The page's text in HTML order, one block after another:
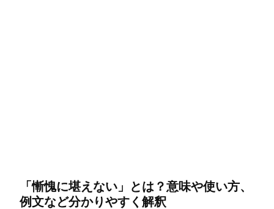
「慚愧に堪えない」とは？意味や使い方、
例文など分かりやすく解釈